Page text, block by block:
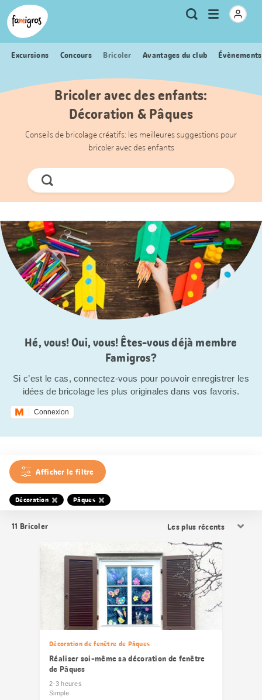
Signets
de
navigation
Header
Logo Métanavigation
RechercheOuvrir
Excursions Concours Bricoler Avantages du club
Bricoler avec des enfants:
Décoration & Pâques
Conseils de bricolage créatifs: les meilleures suggestions pour
bricoler avec des enfants
Chercher
Hé, vous! Oui, vous! Êtes-vous déjà membre
Famigros?
Si c’est le cas, connectez-vous pour pouvoir enregistrer les
idées de bricolage les plus originales dans vos favoris.
Connexion
Afficher le filtre
Décoration Pâques
11 Bricoler
les
résultats
Décoration de fenêtre de Pâques
Réaliser soi-même sa décoration de fenêtre
de Pâques
2-3 heures
Simple